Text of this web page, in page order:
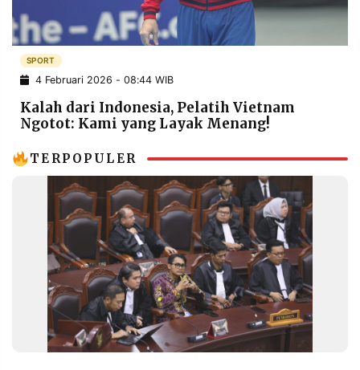
POLICY WARGA
INFORMASI
IKLAN
KIRIM
PENGADUAN TERM
OF
SERVICE
IKUTI
SPORT
4 Februari 2026 - 08:44 WIB
Kalah dari Indonesia, Pelatih Vietnam
Ngotot: Kami yang Layak Menang!
TERPOPULER